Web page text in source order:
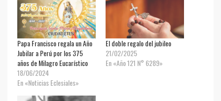
Papa Francisco regala un Año
Jubilar a Perú por los 375
años de Milagro Eucarístico
18/06/2024
En «Noticias Eclesiales»
El doble regalo del jubileo
21/02/2025
En «Año 121 N° 6289»